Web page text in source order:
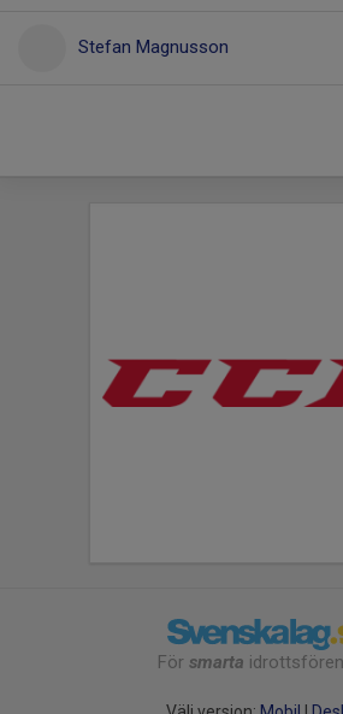
Stefan Magnusson
För smarta